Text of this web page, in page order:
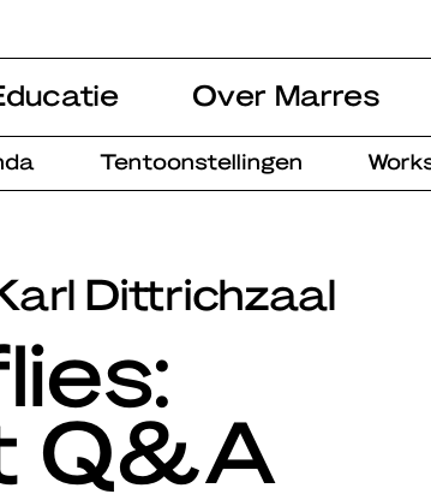
Tentoonstellingen
Over Marres
Dittrichzaal
Q&A